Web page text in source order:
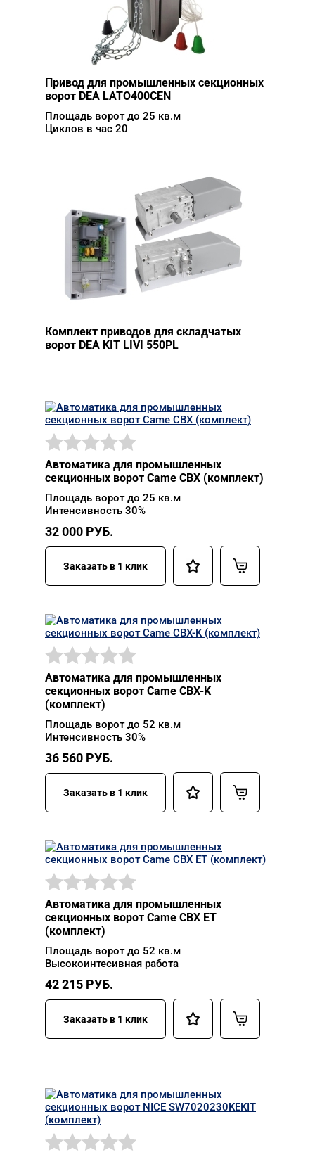
Привод для промышленных секционных
ворот DEA LATO400CEN
Площадь ворот до 25 кв.м
Циклов в час 20
Комплект приводов для складчатых
ворот DEA KIT LIVI 550PL
Автоматика для промышленных
секционных ворот Came CBX (комплект)
Площадь ворот до 25 кв.м
Интенсивность 30%
32 000 РУБ.
Заказать в 1 клик
Автоматика для промышленных
секционных ворот Came CBX-K
(комплект)
Площадь ворот до 52 кв.м
Интенсивность 30%
36 560 РУБ.
Заказать в 1 клик
Автоматика для промышленных
секционных ворот Came CBX ET
(комплект)
Площадь ворот до 52 кв.м
Высокоинтесивная работа
42 215 РУБ.
Заказать в 1 клик